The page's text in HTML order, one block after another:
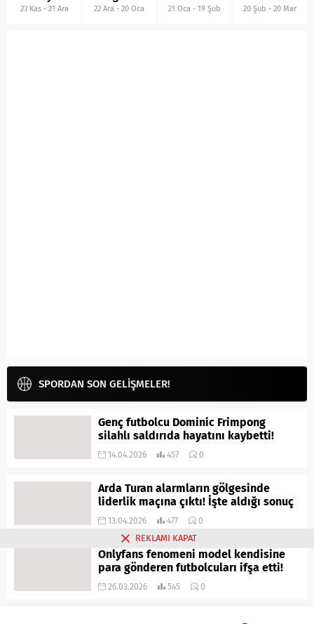
23 Kas- 21 Ara 22 Ara -20 Oca 21 Oca -19 Şub 20 Şub - 20 Mar
SPORDAN SON GELİŞMELER!
Genç futbolcu Dominic Frimpong
silahlı saldırıda hayatını kaybetti!
14.04.2026 457 0
Arda Turan alarmların gölgesinde
liderlik maçına çıktı! İşte aldığı sonuç
13.04.2026 477 0
Onlyfans fenomeni model kendisine
para gönderen futbolcuları ifşa etti!
26.03.2026 545 0
REKLAMI KAPAT